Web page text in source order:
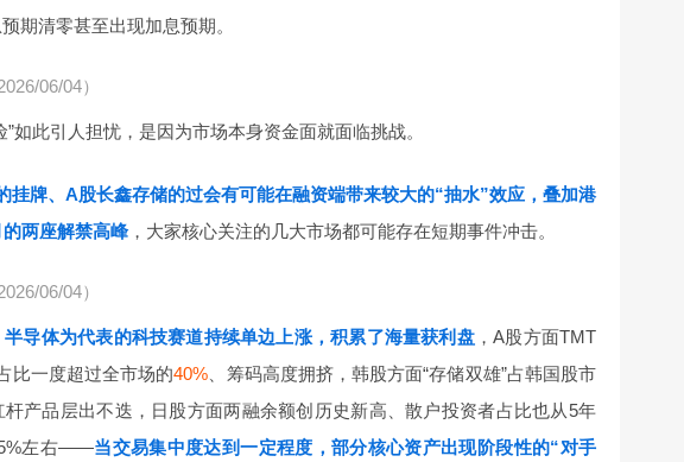
期清零甚至出现加息预期。
06/04）
如此引人担忧，是因为市场本身资金面就面临挑战。
挂牌、A股长鑫存储的过会有可能在融资端带来较大的“抽水”效应，叠加港
两座解禁高峰，大家核心关注的几大市场都可能存在短期事件冲击。
06/04）
导体为代表的科技赛道持续单边上涨，积累了海量获利盘，A股方面TMT
比一度超过全市场的40% 、筹码高度拥挤，韩股方面“存储双雄”占韩国股市
产品层出不迭，日股方面两融余额创历史新高、散户投资者占比也从5年
左右——当交易集中度达到一定程度，部分核心资产出现阶段性的“对手